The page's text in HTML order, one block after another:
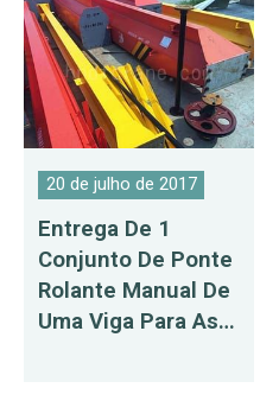
20 de julho de 2017
Entrega De 1
Conjunto De Ponte
Rolante Manual De
Uma Viga Para As